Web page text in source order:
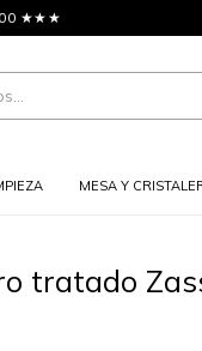
★★★
MESA Y
tratado